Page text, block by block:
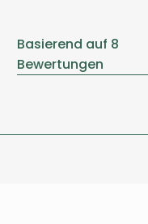
Basierend auf 8
Bewertungen